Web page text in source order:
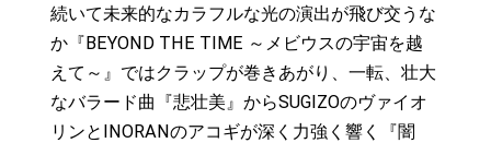
続いて未来的なカラフルな光の演出が飛び交うな
か『BEYOND THE TIME ～メビウスの宇宙を越
えて～』ではクラップが巻きあがり、一転、壮大
なバラード曲『悲壮美』からSUGIZOのヴァイオ
リンとINORANのアコギが深く力強く響く『闇